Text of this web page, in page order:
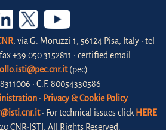
, via G. Moruzzi 1, 56124 Pisa, Italy • tel
+39 050 3152811 • certified email
(pec)
• C.F. 80054330586
• Privacy & Cookie Policy
• For technical issues click HERE
CNR-ISTI. All Rights Reserved.